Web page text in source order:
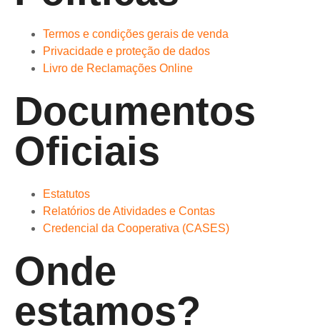
Termos e condições gerais de venda
Privacidade e proteção de dados
Livro de Reclamações Online
Documentos
Oficiais
Estatutos
Relatórios de Atividades e Contas
Credencial da Cooperativa (CASES)
Onde
estamos?